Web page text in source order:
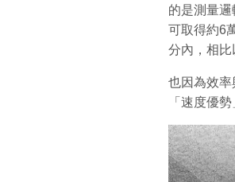
的是測量
可取得約6
分內，相比
也因為效
「速度優